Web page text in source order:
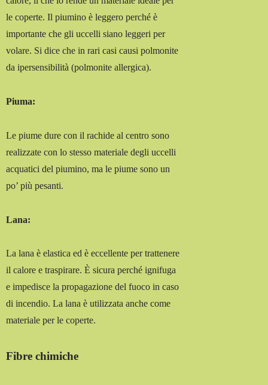
le coperte. Il piumino è leggero perché è
importante che gli uccelli siano leggeri per
volare. Si dice che in rari casi causi polmonite
da ipersensibilità (polmonite allergica).
Piuma:
Le piume dure con il rachide al centro sono
realizzate con lo stesso materiale degli uccelli
acquatici del piumino, ma le piume sono un
po’ più pesanti.
Lana:
La lana è elastica ed è eccellente per trattenere
il calore e traspirare. È sicura perché ignifuga
e impedisce la propagazione del fuoco in caso
di incendio. La lana è utilizzata anche come
materiale per le coperte.
Fibre chimiche